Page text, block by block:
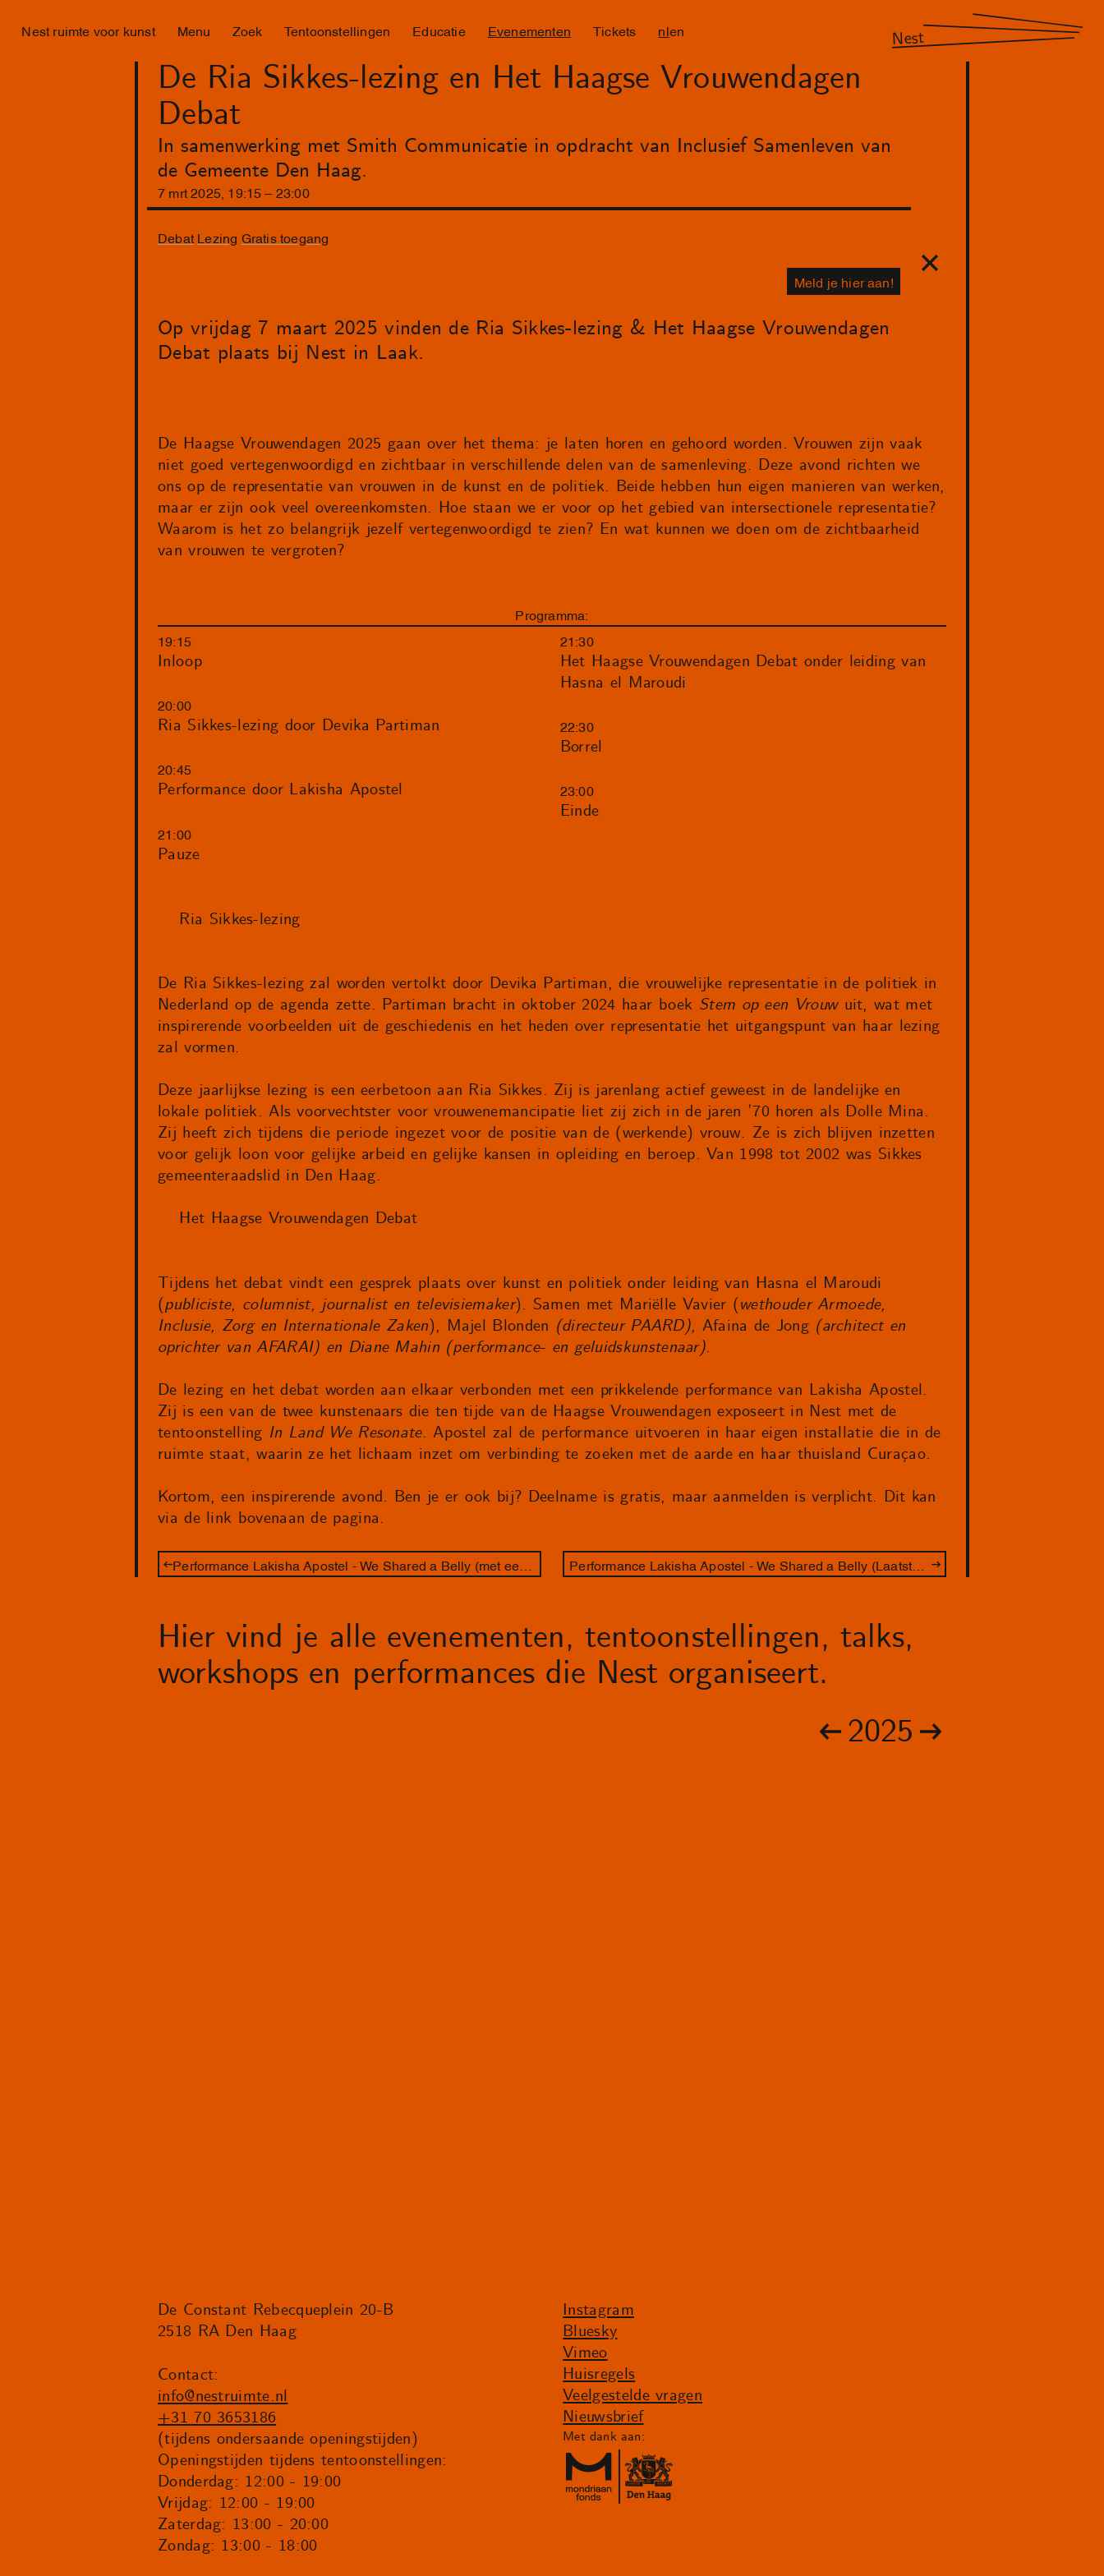
Nest ruimte voor kunst Menu Zoek Tentoonstellingen Educatie Evenementen Tickets nl en Nest
De Ria Sikkes-lezing en Het Haagse Vrouwendagen
Debat
In samenwerking met Smith Communicatie in opdracht van Inclusief Samenleven van
de Gemeente Den Haag.
7 mrt 2025 19: 15 23 :00
Debat Lezing Gratis toegang
Meld je hier aan!
Op vrijdag 7 maart 2025 vinden de Ria Sikkes-lezing & Het Haagse Vrouwendagen
Debat plaats bij Nest in Laak.
De Haagse Vrouwendagen 2025 gaan over het thema: je laten horen en gehoord worden. Vrouwen zijn vaak
niet goed vertegenwoordigd en zichtbaar in verschillende delen van de samenleving. Deze avond richten we
ons op de representatie van vrouwen in de kunst en de politiek. Beide hebben hun eigen manieren van werken,
maar er zijn ook veel overeenkomsten. Hoe staan we er voor op het gebied van intersectionele representatie?
Waarom is het zo belangrijk jezelf vertegenwoordigd te zien? En wat kunnen we doen om de zichtbaarheid
van vrouwen te vergroten?
Programma:
19:15
Inloop
20:00
Ria Sikkes-lezing door Devika Partiman
20:45
Performance door Lakisha Apostel
21:00
Pauze
21:30
Het Haagse Vrouwendagen Debat onder leiding van
Hasna el Maroudi
22:30
Borrel
23:00
Einde
Ria Sikkes-lezing
De Ria Sikkes-lezing zal worden vertolkt door Devika Partiman, die vrouwelijke representatie in de politiek in
Nederland op de agenda zette. Partiman bracht in oktober 2024 haar boek Stem op een Vrouwuit, wat met
inspirerende voorbeelden uit de geschiedenis en het heden over representatie het uitgangspunt van haar lezing
zal vormen.
Deze jaarlijkse lezing is een eerbetoon aan Ria Sikkes. Zij is jarenlang actief geweest in de landelijke en
lokale politiek. Als voorvechtster voor vrouwenemancipatie liet zij zich in de jaren ’70 horen als Dolle Mina.
Zij heeft zich tijdens die periode ingezet voor de positie van de (werkende) vrouw. Ze is zich blijven inzetten
voor gelijk loon voor gelijke arbeid en gelijke kansen in opleiding en beroep. Van 1998 tot 2002 was Sikkes
gemeenteraadslid in Den Haag.
Het Haagse Vrouwendagen Debat
Tijdens het debat vindt een gesprek plaats over kunst en politiek onder leiding van Hasna el Maroudi
(publiciste, columnist, journalist en televisiemaker). Samen met Mariëlle Vavier (wethouder Armoede,
Inclusie, Zorg en Internationale Zaken), Majel Blonden (directeur PAARD), Afaina de Jong (architect en
oprichter van AFARAI) en Diane Mahin (performance- en geluidskunstenaar).
De lezing en het debat worden aan elkaar verbonden met een prikkelende performance van Lakisha Apostel.
Zij is een van de twee kunstenaars die ten tijde van de Haagse Vrouwendagen exposeert in Nest met de
tentoonstelling In Land We Resonate. Apostel zal de performance uitvoeren in haar eigen installatie die in de
ruimte staat, waarin ze het lichaam inzet om verbinding te zoeken met de aarde en haar thuisland Curaçao.
Kortom, een inspirerende avond. Ben je er ook bij? Deelname is gratis, maar aanmelden is verplicht. Dit kan
via de link bovenaan de pagina.
Hier vind je alle evenementen, tentoonstellingen, talks,
workshops en performances die Nest organiseert.
2025
De Constant Rebecqueplein 20-B
2518 RA Den Haag
Contact:
info@nestruimte.nl
+31 70 3653186
(tijdens ondersaande openingstijden)
Openingstijden tijdens tentoonstellingen:
Donderdag: 12:00 - 19:00
Vrijdag: 12:00 - 19:00
Zaterdag: 13:00 - 20:00
Zondag: 13:00 - 18:00
Instagram
Bluesky
Vimeo
Huisregels
Veelgestelde vragen
Nieuwsbrief
Met dank aan: